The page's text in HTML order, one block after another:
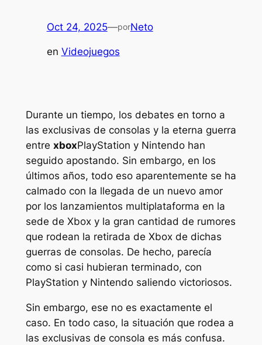
Oct 24, 2025—porNeto
en Videojuegos
Durante un tiempo, los debates en torno a
las exclusivas de consolas y la eterna guerra
entre xboxPlayStation y Nintendo han
seguido apostando. Sin embargo, en los
últimos años, todo eso aparentemente se ha
calmado con la llegada de un nuevo amor
por los lanzamientos multiplataforma en la
sede de Xbox y la gran cantidad de rumores
que rodean la retirada de Xbox de dichas
guerras de consolas. De hecho, parecía
como si casi hubieran terminado, con
PlayStation y Nintendo saliendo victoriosos.
Sin embargo, ese no es exactamente el
caso. En todo caso, la situación que rodea a
las exclusivas de consola es más confusa.